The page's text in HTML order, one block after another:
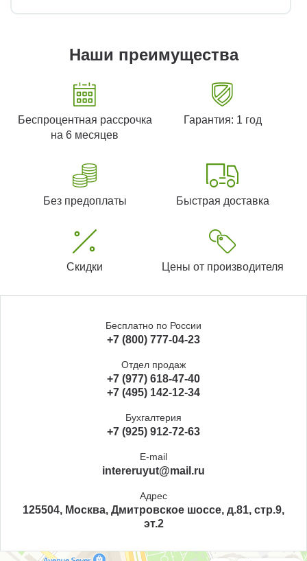
Наши преимущества
Беспроцентная рассрочка
на 6 месяцев
Гарантия: 1 год
Без предоплаты Быстрая доставка
Скидки Цены от производителя
Бесплатно по России
+7 (800) 777-04-23
Отдел продаж
+7 (977) 618-47-40
+7 (495) 142-12-34
Бухгалтерия
+7 (925) 912-72-63
E-mail
intereruyut@mail.ru
Адрес
125504, Москва, Дмитровское шоссе, д.81, стр.9,
эт.2